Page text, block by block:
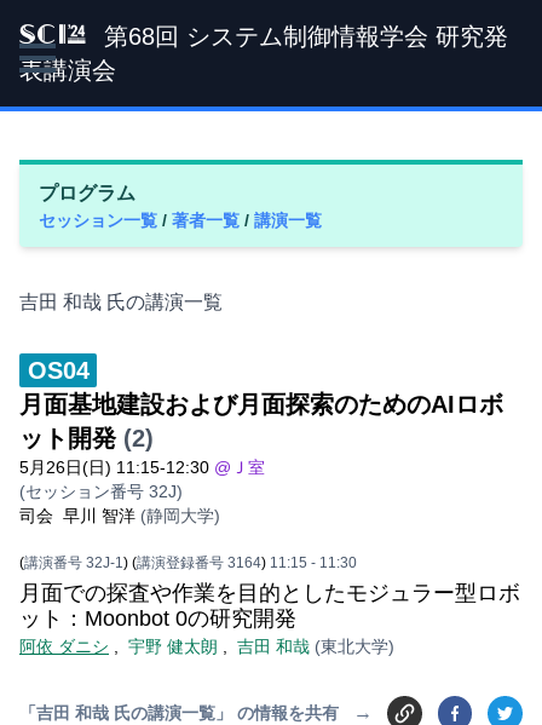
SCI '24
第68回 システム制御情報学会 研究発
表講演会
プログラム
セッション一覧 / 著者一覧 / 講演一覧
吉田 和哉 氏の講演一覧
OS04
月面基地建設および月面探索のためのAIロボ
ット開発 (2)
5月26日(日) 11:15-12:30 @Ｊ室
(セッション番号 32J)
司会 早川 智洋 (静岡大学)
(講演番号 32J-1) (講演登録番号 3164) 11:15 - 11:30
月面での探査や作業を目的としたモジュラー型ロボ
ット：Moonbot 0の研究開発
阿依 ダニシ 宇野 健太朗 吉田 和哉 (東北大学)
「吉田 和哉 氏の講演一覧」 の情報を共有 →